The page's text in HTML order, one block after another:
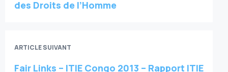
des Droits de l’Homme
ARTICLE SUIVANT
Fair Links – ITIE Congo 2013 – Rapport ITIE